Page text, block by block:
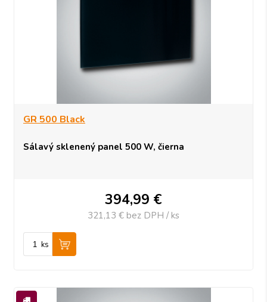
GR 500 Black
Sálavý sklenený panel 500 W, čierna
394,99 €
321,13 € bez DPH / ks
ks